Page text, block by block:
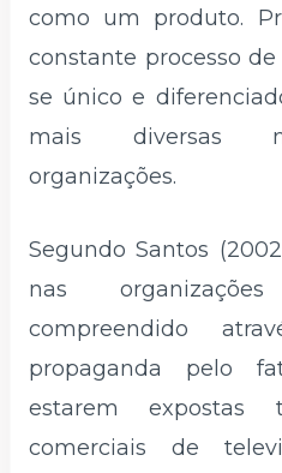
como um produto.
constante processo
se único e
mais diversas
organizações.
Segundo Santos
nas
compreendido
propaganda pelo
estarem
comerciais de